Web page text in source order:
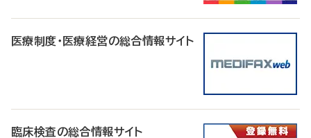
医療制度・医療経営の総合情報サイト
臨床検査の総合情報サイト